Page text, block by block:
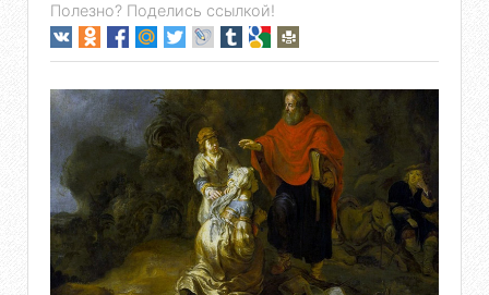
Полезно? Поделись ссылкой!